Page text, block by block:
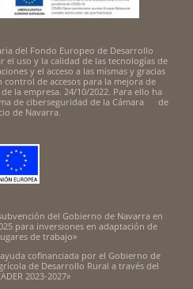
del Fondo Europeo de Desarrollo
el uso y la calidad de las tecnologías de
y el acceso a las mismas y gracias
de accesos para la mejora de
la empresa. 24/10/2022. Para ello ha
de ciberseguridad de la Cámara de
de Navarra.
del Gobierno de Navarra en
para inversiones en adaptación de
de trabajo»
cofinanciada por el Gobierno de
de Desarrollo Rural a través del
2023-2027»